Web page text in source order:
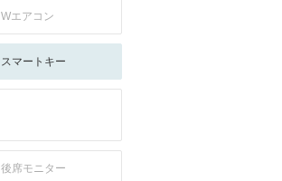
Wエアコン
スマートキー
後席モニター